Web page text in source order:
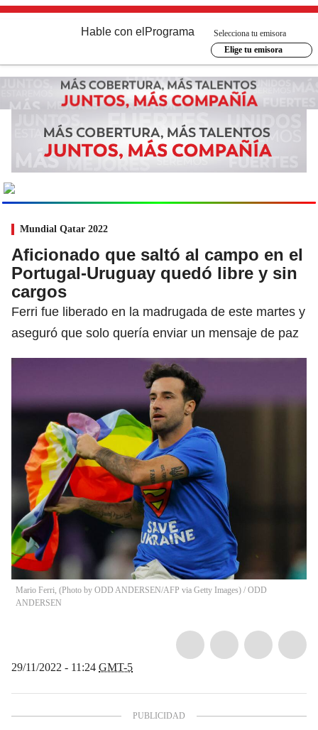
Hable con el Programa
Selecciona tu emisora
Elige tu emisora
Mundial Qatar 2022
Aficionado que saltó al campo en el
Portugal-Uruguay quedó libre y sin
cargos
Ferri fue liberado en la madrugada de este martes y
aseguró que solo quería enviar un mensaje de paz
Mario Ferri, (Photo by ODD ANDERSEN/AFP via Getty Images) / ODD
ANDERSEN
29/11/2022 - 11:24 GMT-5